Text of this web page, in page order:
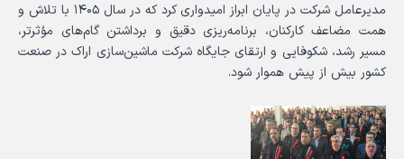
مدیرعامل شرکت در پایان ابراز امیدواری کرد که در سال ۱۴۰۵ با تلاش و
همت مضاعف کارکنان، برنامه‌ریزی دقیق و برداشتن گام‌های مؤثرتر،
مسیر رشد، شکوفایی و ارتقای جایگاه شرکت ماشین‌سازی اراک در صنعت
کشور بیش از پیش هموار شود.